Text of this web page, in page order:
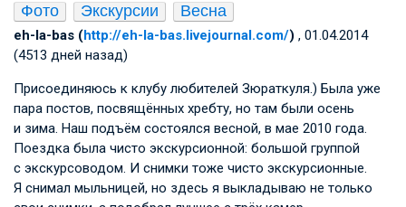
Фото
Экскурсии Весна
eh-la-bas (http://eh-la-bas.livejournal.com/) , 01.04.2014
(4513 дней назад)
Присоединяюсь к клубу любителей Зюраткуля.) Была уже
пара постов, посвящённых хребту, но там были осень
и зима. Наш подъём состоялся весной, в мае 2010 года.
Поездка была чисто экскурсионной: большой группой
с экскурсоводом. И снимки тоже чисто экскурсионные.
Я снимал мыльницей, но здесь я выкладываю не только